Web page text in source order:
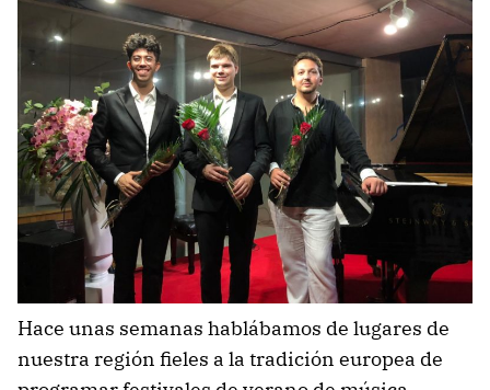
Hace unas semanas hablábamos de lugares de
nuestra región fieles a la tradición europea de